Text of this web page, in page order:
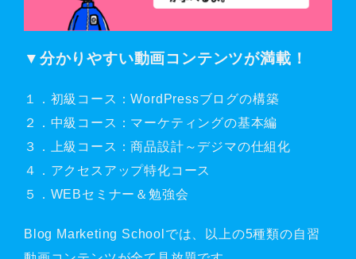
▼分かりやすい動画コンテンツが満載！
１．初級コース：WordPressブログの構築
２．中級コース：マーケティングの基本編
３．上級コース：商品設計～デジマの仕組化
４．アクセスアップ特化コース
５．WEBセミナー＆勉強会
Blog Marketing Schoolでは、以上の5種類の自習